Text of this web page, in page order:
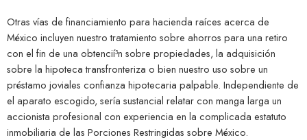
Otras vías de financiamiento para hacienda raíces acerca de
México incluyen nuestro tratamiento sobre ahorros para una retiro
con el fin de una obtencií³n sobre propiedades, la adquisición
sobre la hipoteca transfronteriza o bien nuestro uso sobre un
préstamo joviales confianza hipotecaria palpable. Independiente de
el aparato escogido, serí­a sustancial relatar con manga larga un
accionista profesional con experiencia en la complicada estatuto
inmobiliaria de las Porciones Restringidas sobre México.